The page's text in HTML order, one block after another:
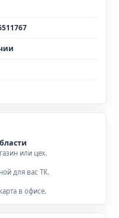
или цех.
для вас ТК.
в офисе.